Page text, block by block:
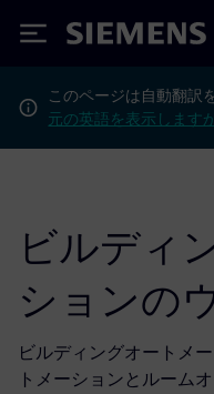
Siemens
このページは自動翻訳
元の英語を表示します
ビルディ
ションの
ビルディングオートメ
トメーションとルーム